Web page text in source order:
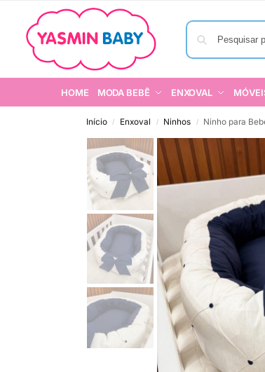
HOME MODA BEBÊ ENXOVAL
Início / Enxoval / Ninhos / Ninho para